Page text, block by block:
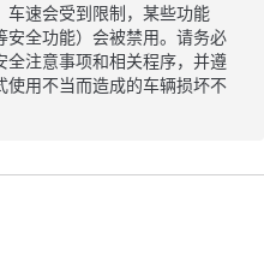
车速会受到限制，某些功能
安全功能）会被禁用。请务必
全注意事项和相关程序，并遵
使用不当而造成的车辆损坏不